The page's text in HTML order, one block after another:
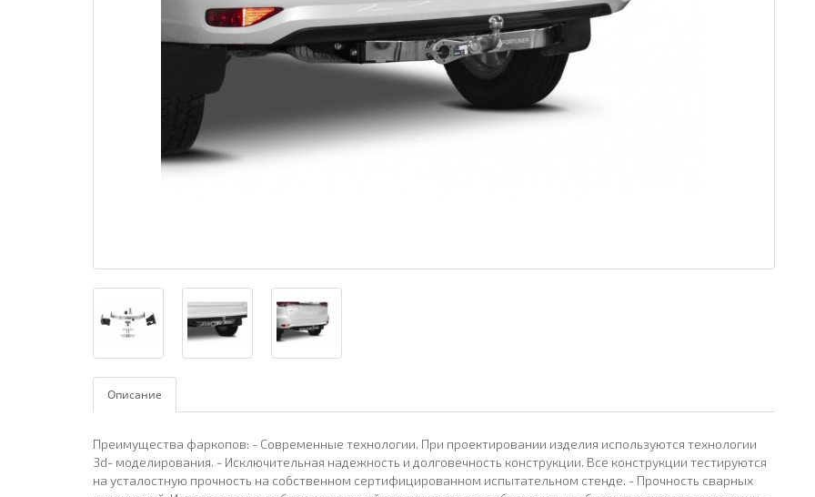
Описание
Преимущества фаркопов: - Современные технологии. При проектировании изделия используются технологии
3d- моделирования. - Исключительная надежность и долговечность конструкции. Все конструкции тестируются
на усталостную прочность на собственном сертифицированном испытательном стенде. - Прочность сварных